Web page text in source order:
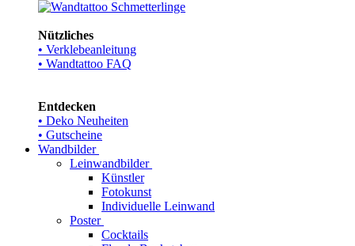
Nützliches
• Verklebeanleitung
• Wandtattoo FAQ
Entdecken
• Deko Neuheiten
• Gutscheine
Wandbilder
Leinwandbilder
Künstler
Fotokunst
Individuelle Leinwand
Poster
Cocktails